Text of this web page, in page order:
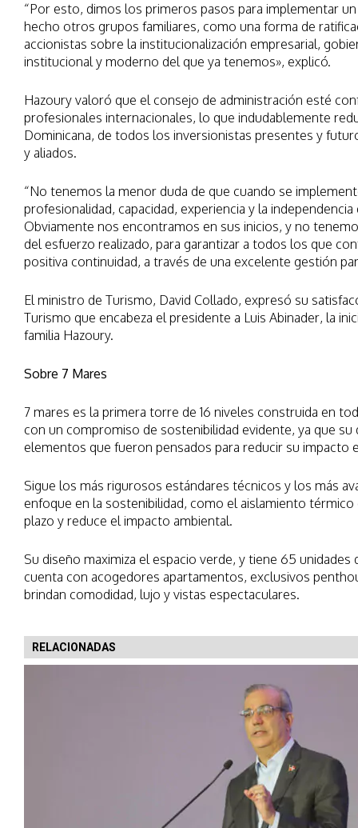
“Por esto, dimos los primeros pasos para implementar
hecho otros grupos familiares, como una forma de
accionistas sobre la institucionalización empresarial,
institucional y moderno del que ya tenemos», explicó.
Hazoury valoró que el consejo de administración esté
profesionales internacionales, lo que indudablemente
Dominicana, de todos los inversionistas presentes y
y aliados.
“No tenemos la menor duda de que cuando se
profesionalidad, capacidad, experiencia y la
Obviamente nos encontramos en sus inicios, y no
del esfuerzo realizado, para garantizar a todos los que
positiva continuidad, a través de una excelente gestión
El ministro de Turismo, David Collado, expresó su
Turismo que encabeza el presidente a Luis Abinader, la
familia Hazoury.
Sobre 7 Mares
7 mares es la primera torre de 16 niveles construida en
con un compromiso de sostenibilidad evidente, ya que
elementos que fueron pensados para reducir su impacto
Sigue los más rigurosos estándares técnicos y los más
enfoque en la sostenibilidad, como el aislamiento
plazo y reduce el impacto ambiental.
Su diseño maximiza el espacio verde, y tiene 65 unidades
cuenta con acogedores apartamentos, exclusivos
brindan comodidad, lujo y vistas espectaculares.
RELACIONADAS